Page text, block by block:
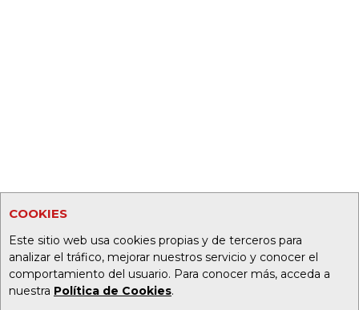
COOKIES
Este sitio web usa cookies propias y de terceros para
analizar el tráfico, mejorar nuestros servicio y conocer el
comportamiento del usuario. Para conocer más, acceda a
nuestra Política de Cookies.